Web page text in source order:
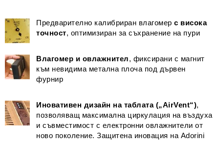
Предварително калибриран влагомерс висока
точност, оптимизиран за съхранение на пури
Влагомер и овлажнител, фиксирани с магнит
към невидима метална плоча под дървен
фурнир
Иновативен дизайн на таблата („AirVent“),
позволяващ максимална циркулация на въздуха
и съвместимост с електронни овлажнители от
ново поколение. Защитена иновация на Adorini